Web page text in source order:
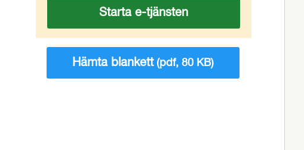
Starta e-tjänsten
Hämta blankett(pdf, 80 KB)